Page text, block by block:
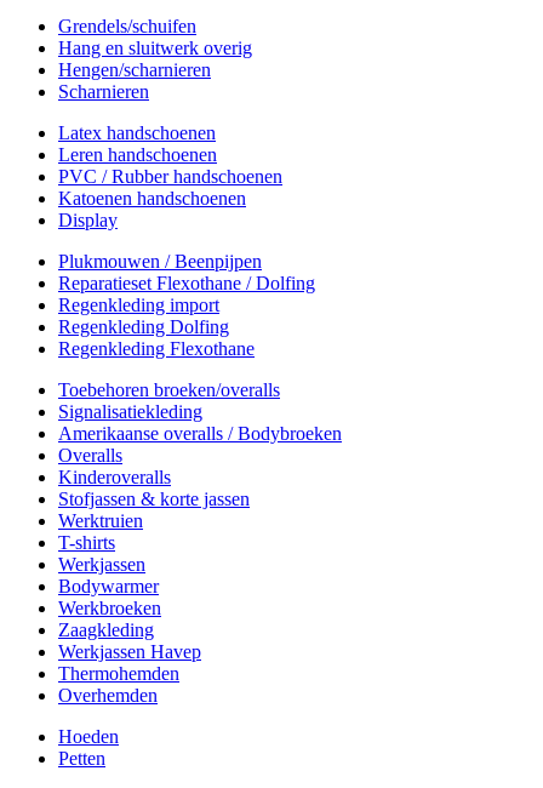
Grendels/schuifen
Hang en sluitwerk overig
Hengen/scharnieren
Scharnieren
Latex handschoenen
Leren handschoenen
PVC / Rubber handschoenen
Katoenen handschoenen
Display
Plukmouwen / Beenpijpen
Reparatieset Flexothane / Dolfing
Regenkleding import
Regenkleding Dolfing
Regenkleding Flexothane
Toebehoren broeken/overalls
Signalisatiekleding
Amerikaanse overalls / Bodybroeken
Overalls
Kinderoveralls
Stofjassen & korte jassen
Werktruien
T-shirts
Werkjassen
Bodywarmer
Werkbroeken
Zaagkleding
Werkjassen Havep
Thermohemden
Overhemden
Hoeden
Petten